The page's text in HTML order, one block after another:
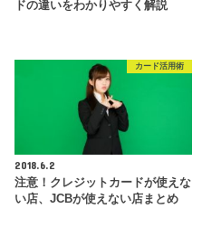
ドの違いをわかりやすく解説
カード活用術
2018.6.2
注意！クレジットカードが使えな
い店、JCBが使えない店まとめ